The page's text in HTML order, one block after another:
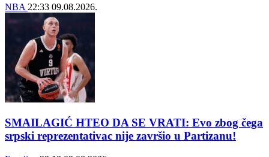
NBA 22:33 09.08.2026.
SMAILAGIĆ HTEO DA SE VRATI: Evo zbog čega
srpski reprezentativac nije završio u Partizanu!